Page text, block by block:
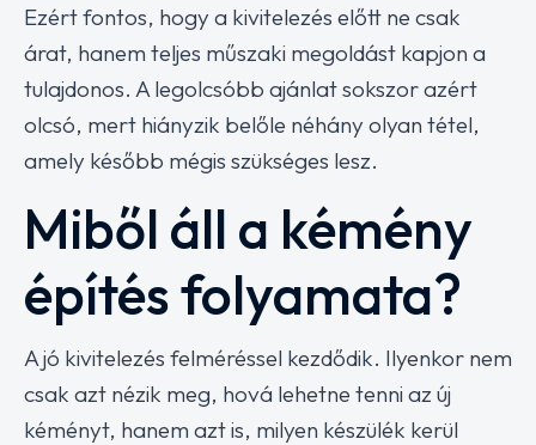
Ezért fontos, hogy a kivitelezés előtt ne csak
árat, hanem teljes műszaki megoldást kapjon a
tulajdonos. A legolcsóbb ajánlat sokszor azért
olcsó, mert hiányzik belőle néhány olyan tétel,
amely később mégis szükséges lesz.
Miből áll a kémény
építés folyamata?
A jó kivitelezés felméréssel kezdődik. Ilyenkor nem
csak azt nézik meg, hová lehetne tenni az új
kéményt, hanem azt is, milyen készülék kerül